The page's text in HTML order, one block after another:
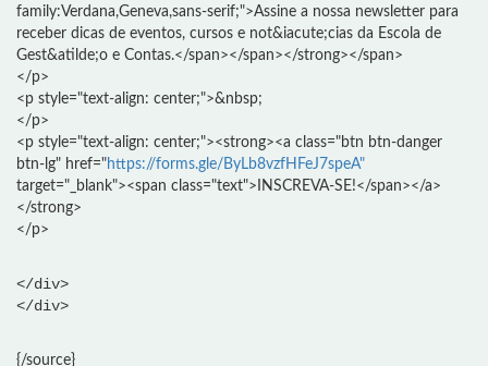
family:Verdana,Geneva,sans-serif;">Assine a nossa newsletter para
receber dicas de eventos, cursos e not&iacute;cias da Escola de
Gest&atilde;o e Contas.</span></span></strong></span>
</p>
<p style="text-align: center;">&nbsp;
</p>
<p style="text-align: center;"><strong><a class="btn btn-danger
btn-lg" href="https://forms.gle/ByLb8vzfHFeJ7speA"
target="_blank"><span class="text">INSCREVA-SE!</span></a>
</strong>
</p>
</div>
</div>
{/source}